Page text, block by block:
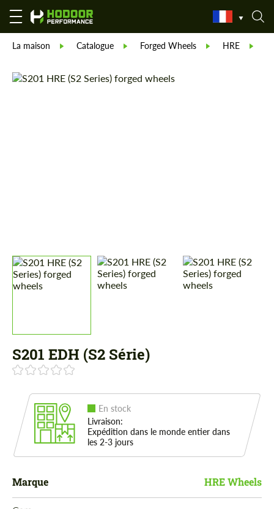
La maison Catalogue Forged Wheels HRE
S201 EDH (S2 Série)
En stock
Livraison:
Expédition dans le monde entier dans
les 2-3 jours
Marque HRE Wheels